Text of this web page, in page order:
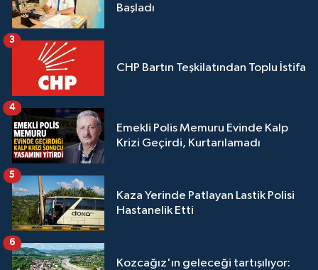
Başladı
CHP Bartın Teşkilatından Toplu İstifa
3
Emekli Polis Memuru Evinde Kalp
Krizi Geçirdi, Kurtarılamadı
4
Kaza Yerinde Patlayan Lastik Polisi
Hastanelik Etti
5
Kozcağız'ın geleceği tartışılıyor:
6